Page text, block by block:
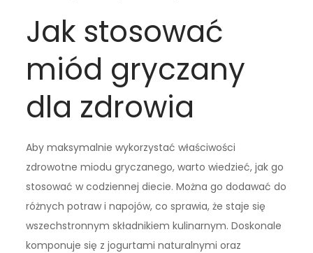
Jak stosować
miód gryczany
dla zdrowia
Aby maksymalnie wykorzystać właściwości
zdrowotne miodu gryczanego, warto wiedzieć, jak go
stosować w codziennej diecie. Można go dodawać do
różnych potraw i napojów, co sprawia, że staje się
wszechstronnym składnikiem kulinarnym. Doskonale
komponuje się z jogurtami naturalnymi oraz